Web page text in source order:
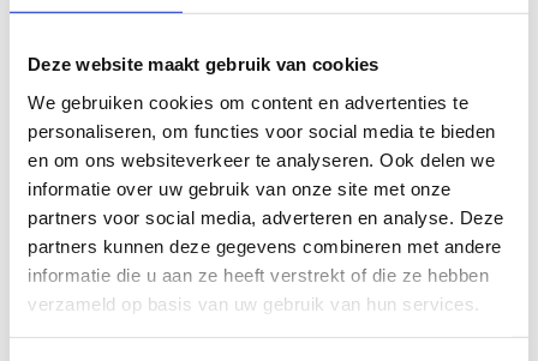
Deze website maakt gebruik van cookies
We gebruiken cookies om content en advertenties te
personaliseren, om functies voor social media te bieden
en om ons websiteverkeer te analyseren. Ook delen we
informatie over uw gebruik van onze site met onze
partners voor social media, adverteren en analyse. Deze
partners kunnen deze gegevens combineren met andere
informatie die u aan ze heeft verstrekt of die ze hebben
verzameld op basis van uw gebruik van hun services.
Zelf uitproberen?
PUURSENSES organiseert bij ons verschillende
mind- en bodygerelateerde groepslessen en
cursussen. Doe je lichaam en geest een plezier en
kom langs.